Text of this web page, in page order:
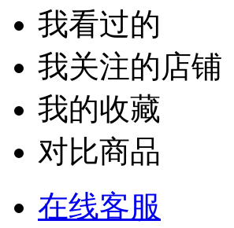
我看过的
我关注的店铺
我的收藏
对比商品
在线客服